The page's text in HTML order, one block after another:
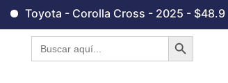
Toyota - Corolla Cross - 2025 -
Buscar: Botón de